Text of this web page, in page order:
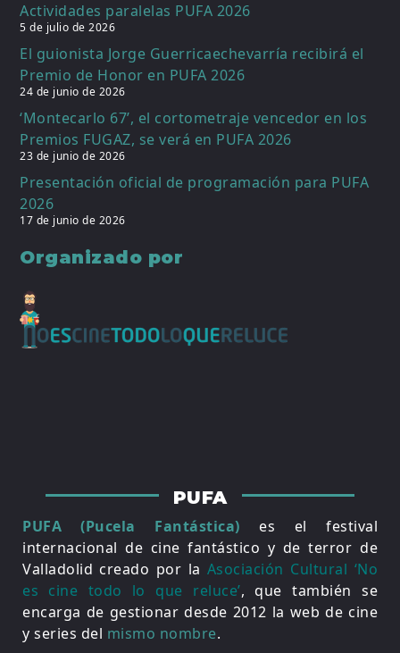
Actividades paralelas PUFA 2026
5 de julio de 2026
El guionista Jorge Guerricaechevarría recibirá el
Premio de Honor en PUFA 2026
24 de junio de 2026
‘Montecarlo 67’, el cortometraje vencedor en los
Premios FUGAZ, se verá en PUFA 2026
23 de junio de 2026
Presentación oficial de programación para PUFA
2026
17 de junio de 2026
Organizado por
PUFA
PUFA (Pucela Fantástica) es el festival
internacional de cine fantástico y de terror de
Valladolid creado por la Asociación Cultural ‘No
es cine todo lo que reluce’, que también se
encarga de gestionar desde 2012 la web de cine
y series del mismo nombre.